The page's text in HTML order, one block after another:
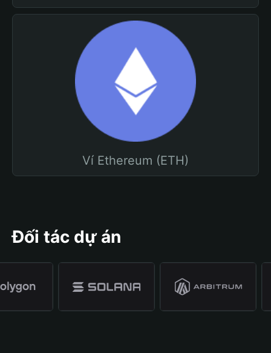
Ví Ethereum (ETH)
Đối tác dự án